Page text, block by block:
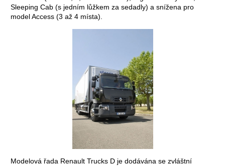
Sleeping Cab (s jedním lůžkem za sedadly) a snížena pro
model Access (3 až 4 místa).
Modelová řada Renault Trucks D je dodávána se zvláštní